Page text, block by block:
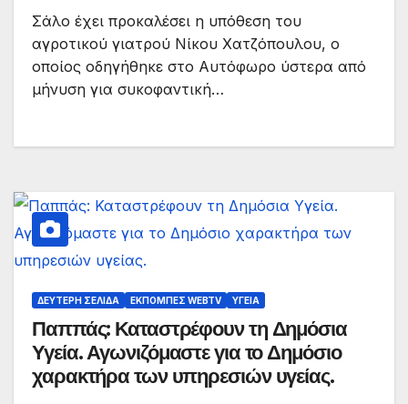
Σάλο έχει προκαλέσει η υπόθεση του
αγροτικού γιατρού Νίκου Χατζόπουλου, ο
οποίος οδηγήθηκε στο Αυτόφωρο ύστερα από
μήνυση για συκοφαντική…
ΔΕΎΤΕΡΗ ΣΕΛΊΔΑ ΕΚΠΟΜΠΈΣ WEBTV ΥΓΕΊΑ
Παππάς: Καταστρέφουν τη Δημόσια
Υγεία. Αγωνιζόμαστε για το Δημόσιο
χαρακτήρα των υπηρεσιών υγείας.